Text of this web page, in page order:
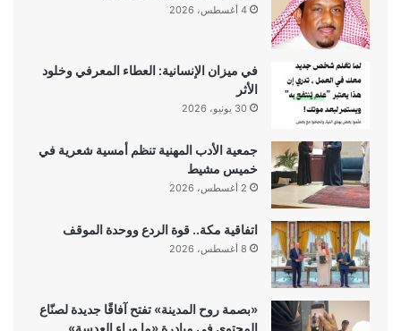
4 أغسطس، 2026
في ميزان الإنسانية: العطاء المعرفي وخلود
الأثر
30 يونيو، 2026
جمعية الأدب المهنية تنظم أمسية شعرية في
خميس مشيط
2 أغسطس، 2026
اتفاقية مكة.. قوة الردع ووحدة الموقف
8 أغسطس، 2026
«بصمة روح المدينة» تفتح آفاقًا جديدة لصنّاع